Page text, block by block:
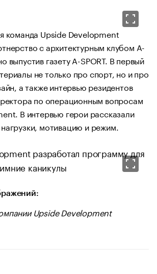
команда Upside Development
с архитектурным клубом A-
выпустив газету A-SPORT. В первый
не только про спорт, но и про
а также интервью резидентов
по операционным вопросам
В интервью герои рассказали
мотивацию и режим.
Upside Development